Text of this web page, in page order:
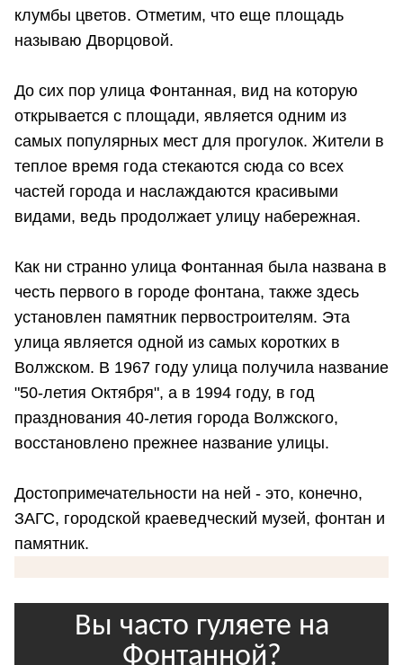
клумбы цветов. Отметим, что еще площадь
называю Дворцовой.
До сих пор улица Фонтанная, вид на которую
открывается с площади, является одним из
самых популярных мест для прогулок. Жители в
теплое время года стекаются сюда со всех
частей города и наслаждаются красивыми
видами, ведь продолжает улицу набережная.
Как ни странно улица Фонтанная была названа в
честь первого в городе фонтана, также здесь
установлен памятник первостроителям. Эта
улица является одной из самых коротких в
Волжском. В 1967 году улица получила название
"50-летия Октября", а в 1994 году, в год
празднования 40-летия города Волжского,
восстановлено прежнее название улицы.
Достопримечательности на ней - это, конечно,
ЗАГС, городской краеведческий музей, фонтан и
памятник.